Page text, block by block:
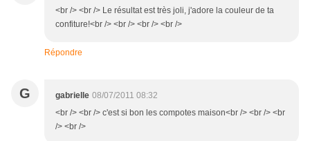
<br /> <br /> Le résultat est très joli, j'adore la couleur de ta
confiture!<br /> <br /> <br /> <br />
Répondre
G gabrielle 08/07/2011 08:32
<br /> <br /> c'est si bon les compotes maison<br /> <br /> <br
/> <br />